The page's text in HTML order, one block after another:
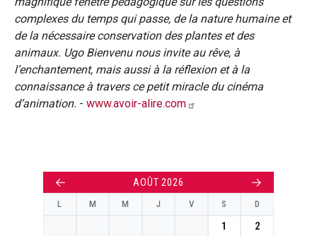
complexes du temps qui passe, de la nature humaine et
de la nécessaire conservation des plantes et des
animaux. Ugo Bienvenu nous invite au rêve, à
l’enchantement, mais aussi à la réflexion et à la
connaissance à travers ce petit miracle du cinéma
d’animation. - www.avoir-alire.com
← AOÛT 2026 →
L M M J V S D
1
2